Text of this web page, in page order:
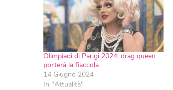
Olimpiadi di Parigi 2024: drag queen
porterà la fiaccola
14 Giugno 2024
In "Attualità"